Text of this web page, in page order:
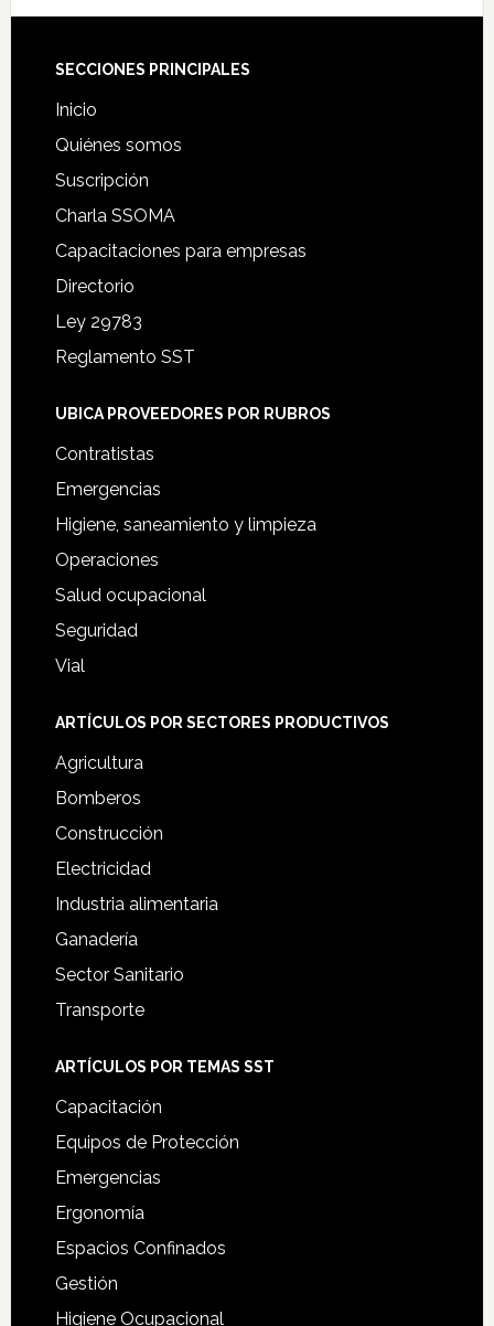
Footer
SECCIONES PRINCIPALES
Inicio
Quiénes somos
Suscripción
Charla SSOMA
Capacitaciones para empresas
Directorio
Ley 29783
Reglamento SST
UBICA PROVEEDORES POR RUBROS
Contratistas
Emergencias
Higiene, saneamiento y limpieza
Operaciones
Salud ocupacional
Seguridad
Vial
ARTÍCULOS POR SECTORES PRODUCTIVOS
Agricultura
Bomberos
Construcción
Electricidad
Industria alimentaria
Ganadería
Sector Sanitario
Transporte
ARTÍCULOS POR TEMAS SST
Capacitación
Equipos de Protección
Emergencias
Ergonomía
Espacios Confinados
Gestión
Higiene Ocupacional